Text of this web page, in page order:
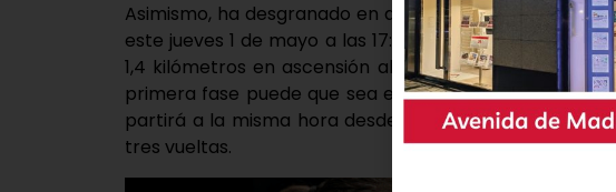
Asimismo, ha desgranado en qué van a consistir cada
este jueves 1 de mayo a las 17:00 horas n La
1,4 kilómetros en ascensión al Cerro de San
primera fase puede que sea el ganador final de la
partirá a la misma hora desde Mayorga para
tres vueltas.